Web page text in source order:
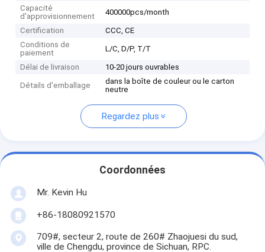
Capacité
d'approvisionnement
400000pcs/month
Certification
CCC, CE
Conditions de
paiement
L/C, D/P, T/T
Délai de livraison 10-20 jours ouvrables
Détails d'emballage
dans la boîte de couleur ou le carton
neutre
Regardez plus
Coordonnées
Mr. Kevin Hu
+86-18080921570
709#, secteur 2, route de 260# Zhaojuesi du sud,
ville de Chengdu, province de Sichuan, RPC.